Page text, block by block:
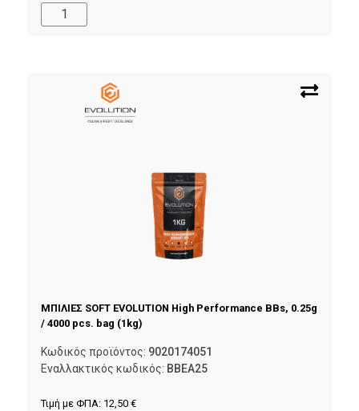
ΜΠΙΛΙΕΣ SOFT EVOLUTION High Performance BBs, 0.25g
/ 4000 pcs. bag (1kg)
Κωδικός προϊόντος: 9020174051
Εναλλακτικός κωδικός: BBEA25
Τιμή με ΦΠΑ: 12,50 €